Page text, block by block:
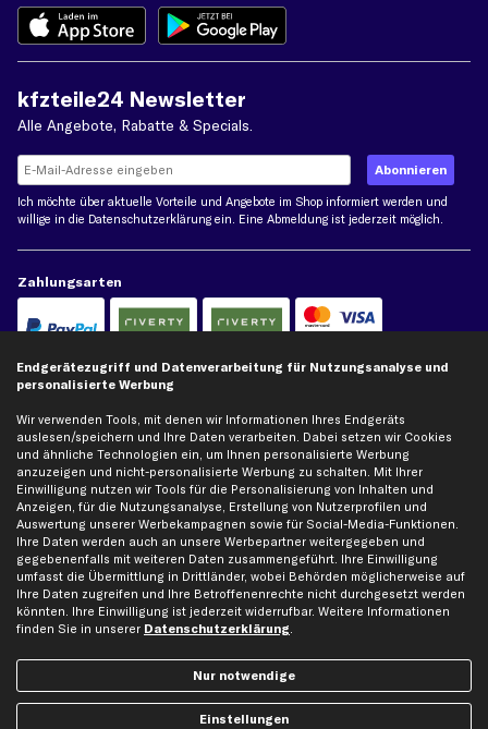
kfzteile24 Newsletter
Alle Angebote, Rabatte & Specials.
Ich möchte über aktuelle Vorteile und Angebote im Shop informiert werden und
willige in die Datenschutzerklärung ein. Eine Abmeldung ist jederzeit möglich.
Zahlungsarten
Versand
Artikel, Teile, Original und Bestell-Nr. dienen nur zu Vergleichszwecken und sind
keine Herkunftsbezeichnungen. Die Nennung von Namen, Warenzeichen oder
Markennamen erfolgt nur zu Zwecken der Zuordnung unserer Artikel. Die Angaben
bis zur Bezahlung unser Eigentum.
Die hier dargestellten Daten, insbesondere die gesamte Datenbank, dürfen nicht
vervielfältigt werden. Die Vervielfältigung und Verbreitung der Daten und der
Endgerätezugriff und Datenverarbeitung für Nutzungsanalyse und
personalisierte Werbung
Wir verwenden Tools, mit denen wir Informationen Ihres Endgeräts
auslesen/speichern und Ihre Daten verarbeiten. Dabei setzen wir Cookies
und ähnliche Technologien ein, um Ihnen personalisierte Werbung
anzuzeigen und nicht-personalisierte Werbung zu schalten. Mit Ihrer
Einwilligung nutzen wir Tools für die Personalisierung von Inhalten und
Anzeigen, für die Nutzungsanalyse, Erstellung von Nutzerprofilen und
Auswertung unserer Werbekampagnen sowie für Social-Media-Funktionen.
Ihre Daten werden auch an unsere Werbepartner weitergegeben und
gegebenenfalls mit weiteren Daten zusammengeführt. Ihre Einwilligung
umfasst die Übermittlung in Drittländer, wobei Behörden möglicherweise auf
Ihre Daten zugreifen und Ihre Betroffenenrechte nicht durchgesetzt werden
könnten. Ihre Einwilligung ist jederzeit widerrufbar. Weitere Informationen
finden Sie in unserer Datenschutzerklärung.
Nur notwendige
Einstellungen